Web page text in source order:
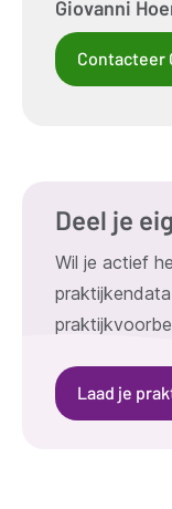
Giovanni
Contacteer
Deel je
Wil je actief
Laad je